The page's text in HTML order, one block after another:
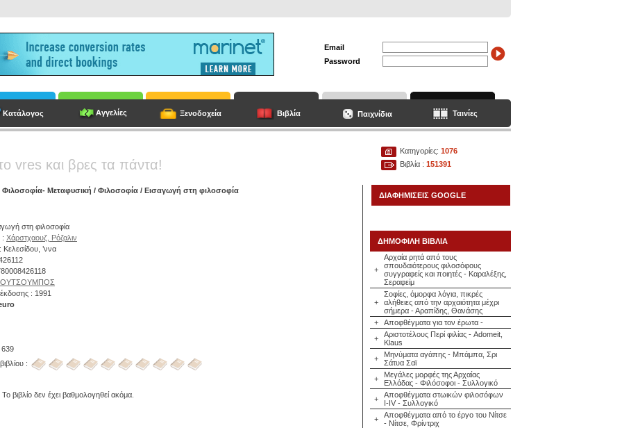
Email
Password
Κατάλογος Αγγελίες Ξενοδοχεία Βιβλία Παιχνίδια Ταινίες
vres και βρες τα πάντα!
Κατηγορίες: 1076
Βιβλία : 151391
Φιλοσοφία- Μεταφυσική / Φιλοσοφία / Εισαγωγή στη φιλοσοφία
στη φιλοσοφία
: Χάρστχαουζ, Ρόζαλιν
’ννα
: 1991
639
:
βιβλίο δεν έχει βαθμολογηθεί ακόμα.
ΔΙΑΦΗΜΙΣΕΙΣ GOOGLE
ΔΗΜΟΦΙΛΗ ΒΙΒΛΙΑ
+
Αρχαία ρητά από τους
σπουδαιότερους φιλοσόφους
συγγραφείς και ποιητές - Καραλέξης,
Σεραφείμ
+
Σοφίες, όμορφα λόγια, πικρές
αλήθειες από την αρχαιότητα μέχρι
σήμερα - Αραπίδης, Θανάσης
+
Αποφθέγματα για τον έρωτα -
+
Αριστοτέλους Περί φιλίας - Adomeit,
Klaus
+
Μηνύματα αγάπης - Μπάμπα, Σρι
Σάτυα Σαϊ
+
Μεγάλες μορφές της Αρχαίας
Ελλάδας - Φιλόσοφοι - Συλλογικό
+
Αποφθέγματα στωικών φιλοσόφων
Ι-IV - Συλλογικό
+
Αποφθέγματα από το έργο του Νίτσε
- Νίτσε, Φρίντριχ